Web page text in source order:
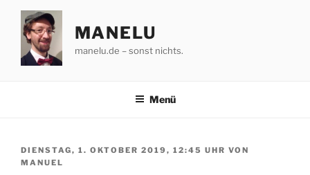
Zum
Inhalt
springen
MANELU
manelu.de – sonst nichts.
Menü
VERÖFFENTLICHT
AM
DIENSTAG, 1. OKTOBER 2019, 12:45 UHR VON
MANUEL